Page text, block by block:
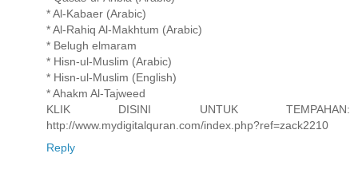
* Al-Kabaer (Arabic)
* Al-Rahiq Al-Makhtum (Arabic)
* Belugh elmaram
* Hisn-ul-Muslim (Arabic)
* Hisn-ul-Muslim (English)
* Ahakm Al-Tajweed
KLIK DISINI UNTUK TEMPAHAN:
http://www.mydigitalquran.com/index.php?ref=zack2210
Reply